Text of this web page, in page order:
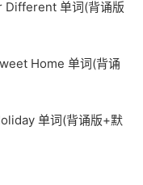
单词(背诵版
Home 单词(背诵
单词(背诵版+默